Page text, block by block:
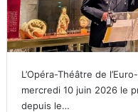
L’Opéra-Théâtre de
mercredi 10 juin 2026 le
depuis le…